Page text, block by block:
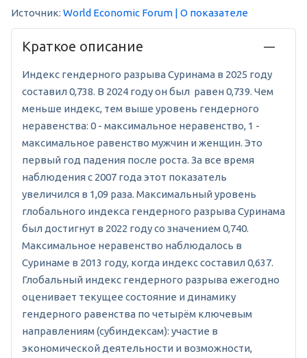
Источник: World Economic Forum | О показателе
Краткое описание
Индекс гендерного разрыва Суринама в 2025 году
составил 0,738. В 2024 году он был равен 0,739. Чем
меньше индекс, тем выше уровень гендерного
неравенства: 0 - максимальное неравенство, 1 -
максимальное равенство мужчин и женщин. Это
первый год падения после роста. За все время
наблюдения с 2007 года этот показатель
увеличился в 1,09 раза. Максимальный уровень
глобального индекса гендерного разрыва Суринама
был достигнут в 2022 году со значением 0,740.
Максимальное неравенство наблюдалось в
Суринаме в 2013 году, когда индекс составил 0,637.
Глобальный индекс гендерного разрыва ежегодно
оценивает текущее состояние и динамику
гендерного равенства по четырём ключевым
направлениям (субиндексам): участие в
экономической деятельности и возможности,